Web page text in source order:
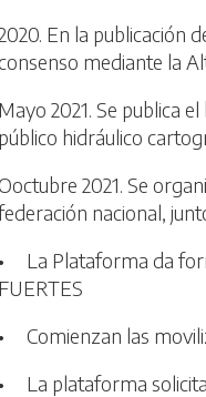
En la publicación
consenso mediante la
Mayo 2021. Se publica
público hidráulico
2021. Se
nacional,
• La Plataforma da
FUERTES
• Comienzan las
• La plataforma solicita